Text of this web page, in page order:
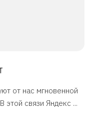
от нас мгновенной
этой связи Яндекс ...